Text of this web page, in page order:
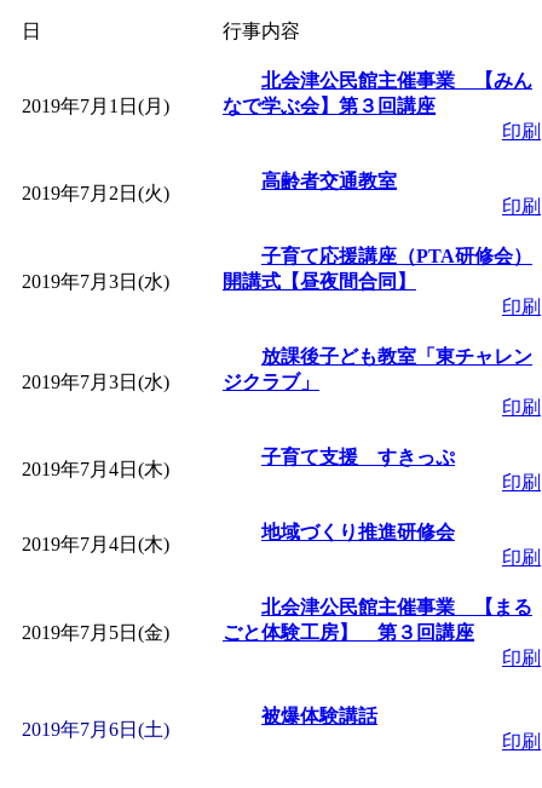
間：2026/07/09～
「皆鶴姫のこびる塾
」 受付期間：～
子育て講座「ばん
2026/07/10～2026/08/
子育て交流広場「
間：2026/07/13～
「子育て交流広場「
間：2026/08/10～2026/
「赤ちゃん子育て講
付期間：2026/08/10～
「赤ちゃん子育て講
日 行事内容
2019年7月1日(月)
北会津公民館主催事業 【みん
なで学ぶ会】第３回講座
印刷
2019年7月2日(火)
高齢者交通教室
印刷
2019年7月3日(水)
子育て応援講座（PTA研修会）
開講式【昼夜間合同】
印刷
2019年7月3日(水)
放課後子ども教室「東チャレン
ジクラブ」
印刷
2019年7月4日(木)
子育て支援 すきっぷ
印刷
2019年7月4日(木)
地域づくり推進研修会
印刷
2019年7月5日(金)
北会津公民館主催事業 【まる
ごと体験工房】 第３回講座
印刷
2019年7月6日(土)
被爆体験講話
印刷